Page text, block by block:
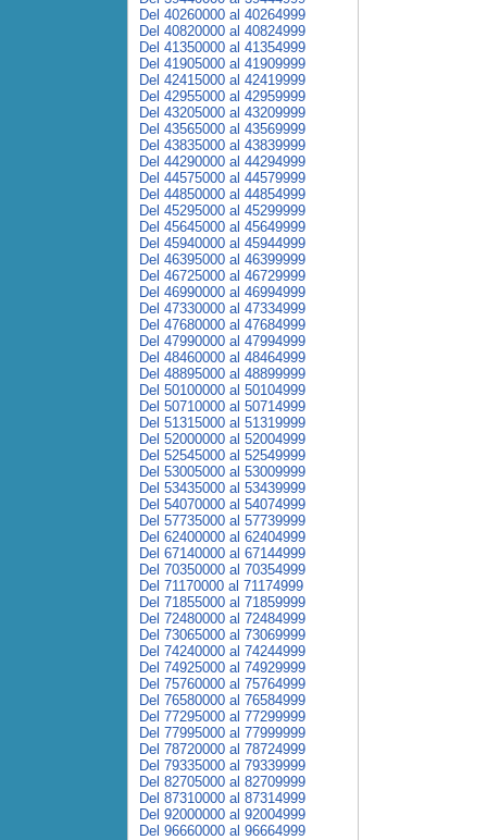
Del 40260000 al 40264999
Del 40820000 al 40824999
Del 41350000 al 41354999
Del 41905000 al 41909999
Del 42415000 al 42419999
Del 42955000 al 42959999
Del 43205000 al 43209999
Del 43565000 al 43569999
Del 43835000 al 43839999
Del 44290000 al 44294999
Del 44575000 al 44579999
Del 44850000 al 44854999
Del 45295000 al 45299999
Del 45645000 al 45649999
Del 45940000 al 45944999
Del 46395000 al 46399999
Del 46725000 al 46729999
Del 46990000 al 46994999
Del 47330000 al 47334999
Del 47680000 al 47684999
Del 47990000 al 47994999
Del 48460000 al 48464999
Del 48895000 al 48899999
Del 50100000 al 50104999
Del 50710000 al 50714999
Del 51315000 al 51319999
Del 52000000 al 52004999
Del 52545000 al 52549999
Del 53005000 al 53009999
Del 53435000 al 53439999
Del 54070000 al 54074999
Del 57735000 al 57739999
Del 62400000 al 62404999
Del 67140000 al 67144999
Del 70350000 al 70354999
Del 71170000 al 71174999
Del 71855000 al 71859999
Del 72480000 al 72484999
Del 73065000 al 73069999
Del 74240000 al 74244999
Del 74925000 al 74929999
Del 75760000 al 75764999
Del 76580000 al 76584999
Del 77295000 al 77299999
Del 77995000 al 77999999
Del 78720000 al 78724999
Del 79335000 al 79339999
Del 82705000 al 82709999
Del 87310000 al 87314999
Del 92000000 al 92004999
Del 96660000 al 96664999